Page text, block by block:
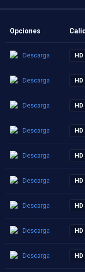
Opciones
Descarga
Descarga
Descarga
Descarga
Descarga
Descarga
Descarga
Descarga
Descarga